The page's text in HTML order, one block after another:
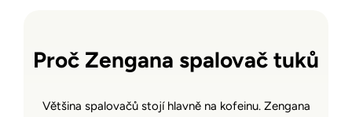
Proč Zengana spalovač tuků
Většina spalovačů stojí hlavně na kofeinu. Zengana